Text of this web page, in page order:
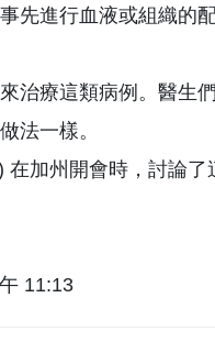
先進行血液或組織的配
治療這類病例。醫生
法一樣。
加州開會時，討論
11:13